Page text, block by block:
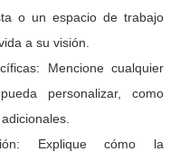
o un espacio de trabajo
a su visión.
Mencione cualquier
personalizar, como
Explique cómo la